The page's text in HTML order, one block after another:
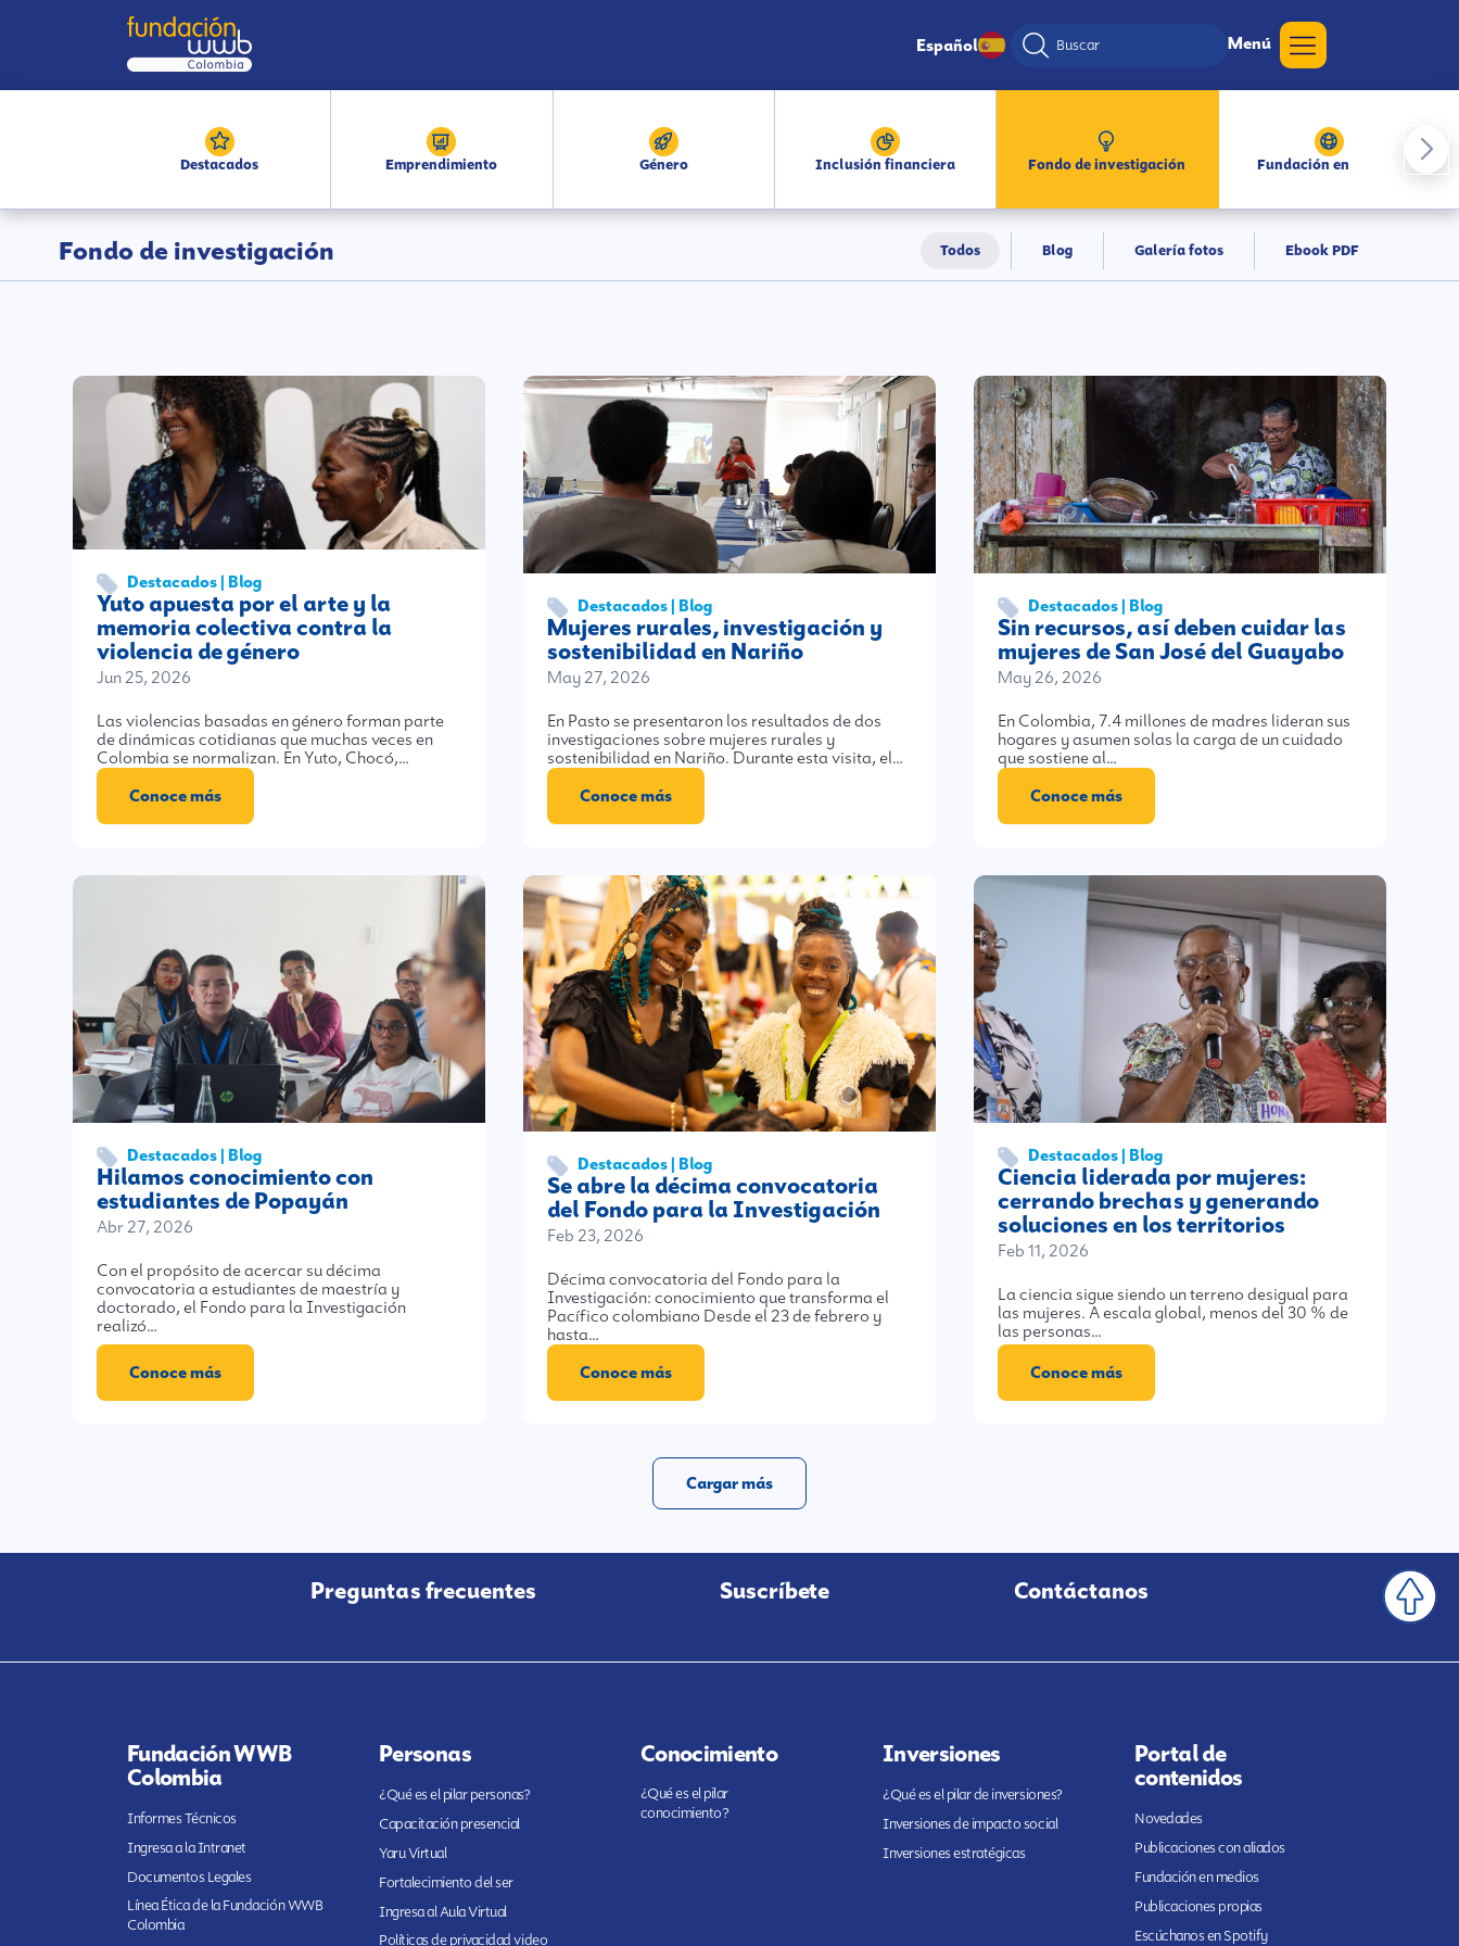
Español Menú
Destacados Emprendimiento Género Inclusión financiera Fondo de investigación Fundación en medios
Fondo de investigación Todos Blog Galería fotos Ebook PDF
Destacados | Blog
Yuto apuesta por el arte y la
memoria colectiva contra la
violencia de género
Jun 25, 2026
Las violencias basadas en género forman parte
de dinámicas cotidianas que muchas veces en
Colombia se normalizan. En Yuto, Chocó,…
Conoce más
Destacados | Blog
Mujeres rurales, investigación y
sostenibilidad en Nariño
May 27, 2026
En Pasto se presentaron los resultados de dos
investigaciones sobre mujeres rurales y
sostenibilidad en Nariño. Durante esta visita, el…
Conoce más
Destacados | Blog
Sin recursos, así deben cuidar las
mujeres de San José del Guayabo
May 26, 2026
En Colombia, 7.4 millones de madres lideran sus
hogares y asumen solas la carga de un cuidado
que sostiene al…
Conoce más
Destacados | Blog
Hilamos conocimiento con
estudiantes de Popayán
Abr 27, 2026
Con el propósito de acercar su décima
convocatoria a estudiantes de maestría y
doctorado, el Fondo para la Investigación
realizó…
Conoce más
Destacados | Blog
Se abre la décima convocatoria
del Fondo para la Investigación
Feb 23, 2026
Décima convocatoria del Fondo para la
Investigación: conocimiento que transforma el
Pacífico colombiano Desde el 23 de febrero y
hasta…
Conoce más
Destacados | Blog
Ciencia liderada por mujeres:
cerrando brechas y generando
soluciones en los territorios
Feb 11, 2026
La ciencia sigue siendo un terreno desigual para
las mujeres. A escala global, menos del 30 % de
las personas…
Conoce más
Cargar más
Preguntas frecuentes Suscríbete Contáctanos
Fundación WWB
Colombia
Informes Técnicos
Ingresa a la Intranet
Documentos Legales
Línea Ética de la Fundación WWB
Colombia
Personas
¿Qué es el pilar personas?
Capacitación presencial
Yaru Virtual
Fortalecimiento del ser
Ingresa al Aula Virtual
Políticas de privacidad video
Conocimiento
¿Qué es el pilar
conocimiento?
Inversiones
¿Qué es el pilar de inversiones?
Inversiones de impacto social
Inversiones estratégicas
Portal de
contenidos
Novedades
Publicaciones con aliados
Fundación en medios
Publicaciones propias
Escúchanos en Spotify